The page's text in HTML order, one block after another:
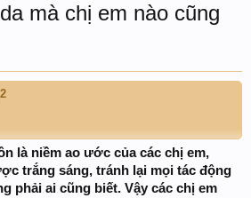
mà chị em nào cũng
là niềm ao ước của các chị em,
trắng sáng, tránh lại mọi tác động
phải ai cũng biết. Vậy các chị em